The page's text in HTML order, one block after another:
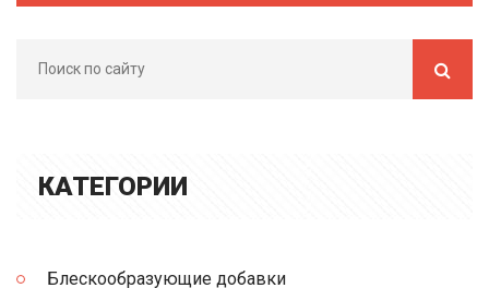
КАТЕГОРИИ
Блескообразующие добавки